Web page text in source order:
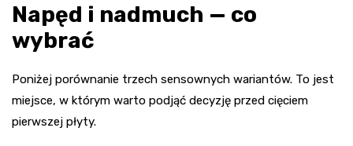
Napęd i nadmuch — co
wybrać
Poniżej porównanie trzech sensownych wariantów. To jest
miejsce, w którym warto podjąć decyzję przed cięciem
pierwszej płyty.